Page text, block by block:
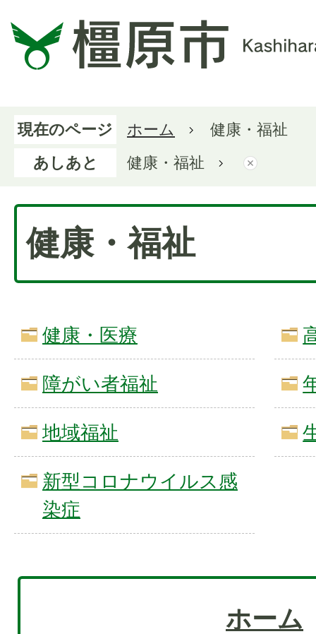
現在のページ ホーム
健康・福祉
あしあと
健康・福祉
健康・福祉
健康・医療
障がい者福祉
地域福祉
新型コロナウイルス感
染症
ホーム